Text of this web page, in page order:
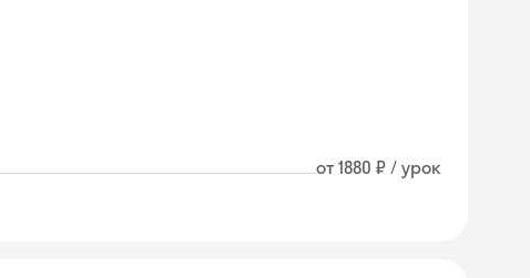
от 1880 ₽ / урок